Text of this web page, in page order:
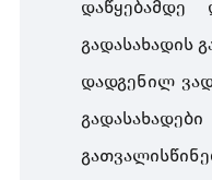
დაწყებამდე
გადასახადის
დადგენილ